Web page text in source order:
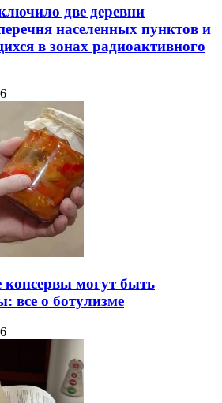
две деревни
населенных пунктов и
в зонах радиоактивного
могут быть
все о ботулизме